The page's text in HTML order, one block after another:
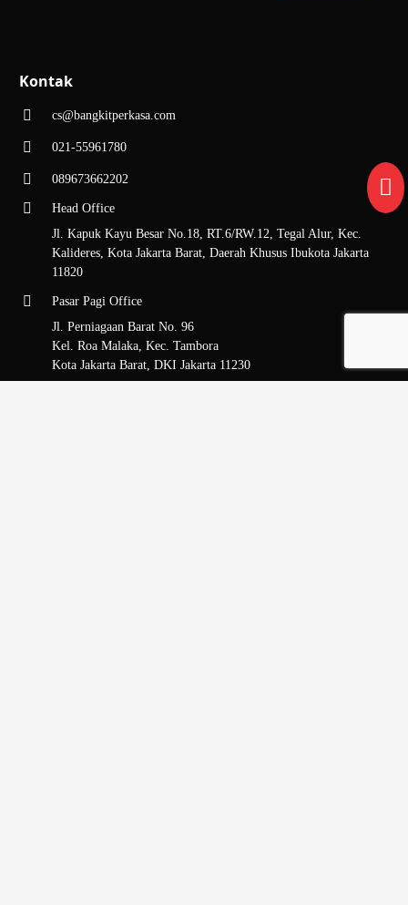
Kontak
cs@bangkitperkasa.com
021-55961780
089673662202
Head Office
Jl. Kapuk Kayu Besar No.18, RT.6/RW.12, Tegal Alur, Kec.
Kalideres, Kota Jakarta Barat, Daerah Khusus Ibukota Jakarta
11820
Pasar Pagi Office
Jl. Perniagaan Barat No. 96
Kel. Roa Malaka, Kec. Tambora
Kota Jakarta Barat, DKI Jakarta 11230